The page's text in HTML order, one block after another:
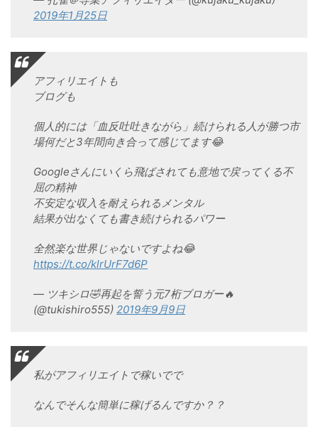
2019年1月25日
アフィリエイトも
ブログも
個人的には「血反吐吐きながら」続けられる人が勝つ市
場何だと3年間向き合って感じてます😂
Googleさんにいくら飛ばされても意地で戻ってくる不
屈の精神
不安定な収入を耐えられるメンタル
結果が出なくても書き続けられるパワー
全然楽な世界じゃないですよね😂
https://t.co/klrUrF7d6P
— ツキシロ🤣再起を誓う元7桁ブロガー🔥
(@tukishiro555) 2019年9月9日
私がアフィリエイトで稼いでで
なんでそんな簡単に稼げるんですか？？